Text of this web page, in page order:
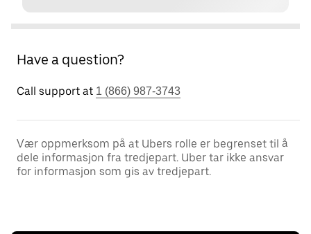
Have a question?
Call support at 1 (866) 987-3743
Vær oppmerksom på at Ubers rolle er begrenset til å
dele informasjon fra tredjepart. Uber tar ikke ansvar
for informasjon som gis av tredjepart.